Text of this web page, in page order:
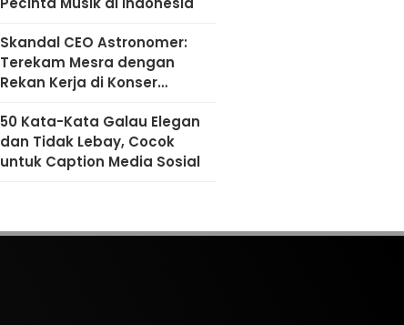
Skandal CEO Astronomer:
Terekam Mesra dengan
Rekan Kerja di Konser
50 Kata-Kata Galau Elegan
dan Tidak Lebay, Cocok
untuk Caption Media Sosial